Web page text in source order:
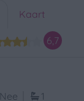
Kaart
6,7
Nee 1